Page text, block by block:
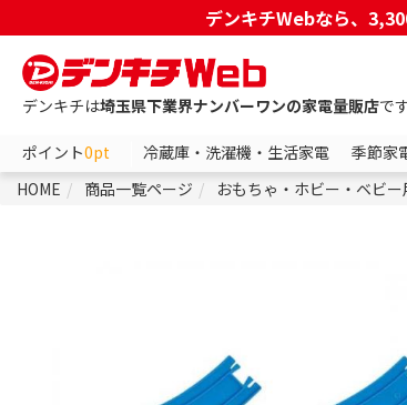
デンキチWebなら、
デンキチは埼玉県下業界ナンバーワンの家電量販店です
ポイント0pt 冷蔵庫・洗濯機・生活家電 季節家
HOME
商品一覧ページ おもちゃ・ホビー・ベビー